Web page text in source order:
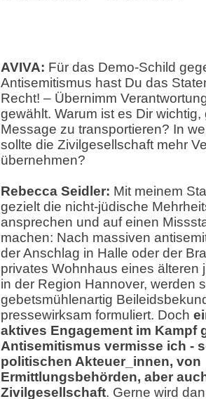
AVIVA: Für das Demo-Schild
Antisemitismus hast Du das
Recht! – Übernimm
gewählt. Warum ist es Dir
Message zu transportieren? In
sollte die Zivilgesellschaft mehr
übernehmen?
Rebecca Seidler: Mit meinem
gezielt die nicht-jüdische
ansprechen und auf einen
machen: Nach massiven
der Anschlag in Halle oder der
privates Wohnhaus eines älteren
in der Region Hannover, werden
gebetsmühlenartig
pressewirksam formuliert. Doch
aktives Engagement im Kampf
Antisemitismus vermisse ich -
politischen Akteuer_innen, von
Ermittlungsbehörden, aber
Zivilgesellschaft. Gerne wird